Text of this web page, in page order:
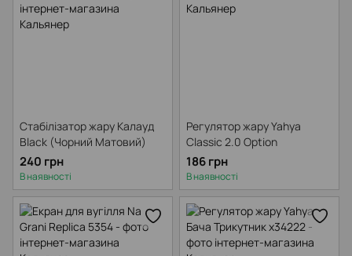
Стабілізатор жару Калауд
Black (Чорний Матовий)
240 грн
В наявності
Регулятор жару Yahya
Classic 2.0 Option
186 грн
В наявності